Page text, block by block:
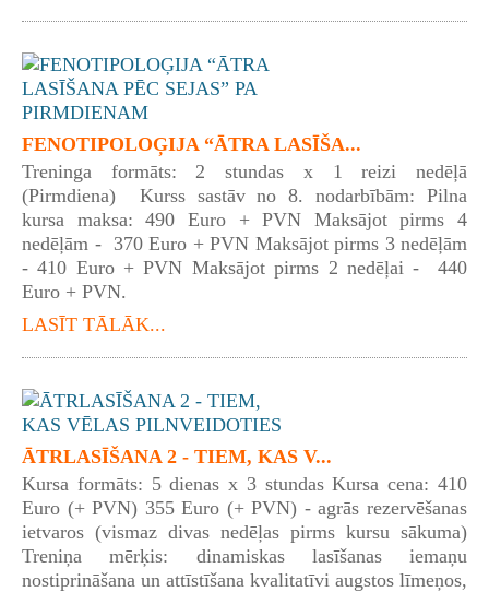
FENOTIPOLOĢIJA “ĀTRA LASĪŠA...
Treninga formāts: 2 stundas x 1 reizi nedēļā
(Pirmdiena) Kurss sastāv no 8. nodarbībām: Pilna
kursa maksa: 490 Euro + PVN Maksājot pirms 4
nedēļām - 370 Euro + PVN Maksājot pirms 3 nedēļām
- 410 Euro + PVN Maksājot pirms 2 nedēļai - 440
Euro + PVN.
LASĪT TĀLĀK...
ĀTRLASĪŠANA 2 - TIEM, KAS V...
Kursa formāts: 5 dienas x 3 stundas Kursa cena: 410
Euro (+ PVN) 355 Euro (+ PVN) - agrās rezervēšanas
ietvaros (vismaz divas nedēļas pirms kursu sākuma)
Treniņa mērķis: dinamiskas lasīšanas iemaņu
nostiprināšana un attīstīšana kvalitatīvi augstos līmeņos,